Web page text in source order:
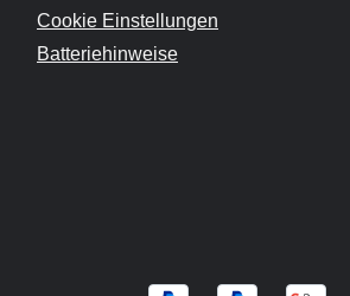
Cookie Einstellungen
Batteriehinweise